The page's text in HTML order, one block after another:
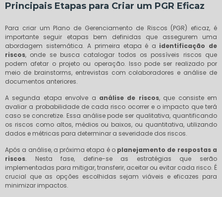
Principais Etapas para Criar um PGR Eficaz
Para criar um Plano de Gerenciamento de Riscos (PGR) eficaz, é
importante seguir etapas bem definidas que assegurem uma
abordagem sistemática. A primeira etapa é a identificação de
riscos, onde se busca catalogar todos os possíveis riscos que
podem afetar o projeto ou operação. Isso pode ser realizado por
meio de brainstorms, entrevistas com colaboradores e análise de
documentos anteriores.
A segunda etapa envolve a análise de riscos, que consiste em
avaliar a probabilidade de cada risco ocorrer e o impacto que terá
caso se concretize. Essa análise pode ser qualitativa, quantificando
os riscos como altos, médios ou baixos, ou quantitativa, utilizando
dados e métricas para determinar a severidade dos riscos.
Após a análise, a próxima etapa é o planejamento de respostas a
riscos. Nesta fase, define-se as estratégias que serão
implementadas para mitigar, transferir, aceitar ou evitar cada risco. É
crucial que as opções escolhidas sejam viáveis e eficazes para
minimizar impactos.